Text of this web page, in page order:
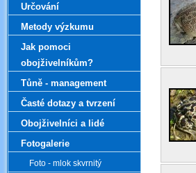
Určování
Metody výzkumu
Jak pomoci
obojživelníkům?
Tůně - management
Časté dotazy a tvrzení
Obojživelníci a lidé
Fotogalerie
Foto - mlok skvrnitý